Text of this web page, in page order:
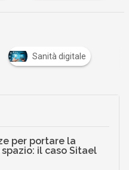
Sanità digitale
per portare la
il caso Sitael